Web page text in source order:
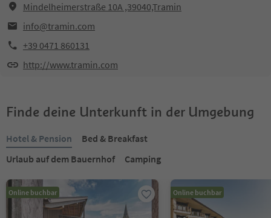
Mindelheimerstraße 10A ,39040,Tramin
info@tramin.com
+39 0471 860131
http://www.tramin.com
Finde deine Unterkunft in der Umgebung
Hotel & Pension
Bed & Breakfast
Urlaub auf dem Bauernhof
Camping
Online buchbar Online buchbar